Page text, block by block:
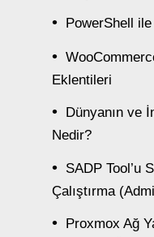
PowerShell
Eklentileri
Dünyanın ve
Nedir?
SADP Tool’u
Çalıştırma
Proxmox Ağ